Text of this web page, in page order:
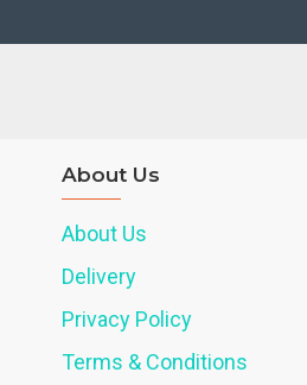
About Us
About Us
Delivery
Privacy Policy
Terms & Conditions